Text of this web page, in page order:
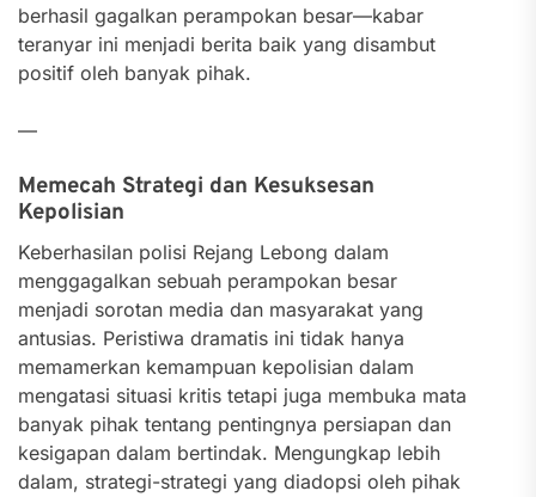
berhasil gagalkan perampokan besar—kabar
teranyar ini menjadi berita baik yang disambut
positif oleh banyak pihak.
—
Memecah Strategi dan Kesuksesan
Kepolisian
Keberhasilan polisi Rejang Lebong dalam
menggagalkan sebuah perampokan besar
menjadi sorotan media dan masyarakat yang
antusias. Peristiwa dramatis ini tidak hanya
memamerkan kemampuan kepolisian dalam
mengatasi situasi kritis tetapi juga membuka mata
banyak pihak tentang pentingnya persiapan dan
kesigapan dalam bertindak. Mengungkap lebih
dalam, strategi-strategi yang diadopsi oleh pihak